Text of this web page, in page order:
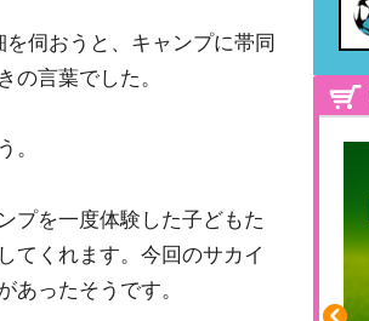
伺おうと、キャンプに帯同
の言葉でした。
。
プを一度体験した子どもた
てくれます。今回のサカイ
あったそうです。